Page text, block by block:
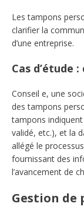
Les tampons
clarifier la
d’une entreprise.
Cas d’étude
Conseil e, une
des tampons
tampons
validé, etc.), et la
allégé le
fournissant des
l’avancement de
Gestion de